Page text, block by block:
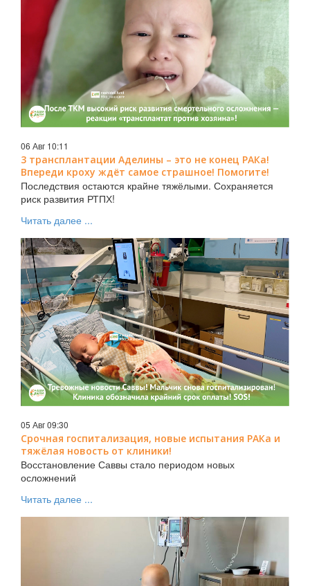
06 Авг 10:11
3 трансплантации Аделины – это не конец РАКа!
Впереди кроху ждёт самое страшное! Помогите!
Последствия остаются крайне тяжёлыми. Сохраняется
риск развития РТПХ!
Читать далее ...
05 Авг 09:30
Срочная госпитализация, новые испытания РАКа и
тяжёлая новость от клиники!
Восстановление Саввы стало периодом новых
осложнений
Читать далее ...